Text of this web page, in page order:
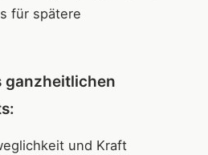
für spätere
ganzheitlichen
und Kraft